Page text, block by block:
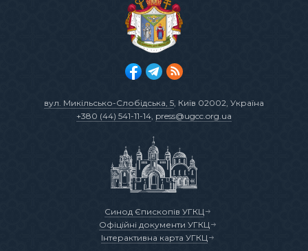
вул. Микільсько-Слобідська, 5, Київ 02002, Україна
+380 (44) 541-11-14, press@ugcc.org.ua
Синод Єпископів УГКЦ
Офіційні документи УГКЦ
Інтерактивна карта УГКЦ